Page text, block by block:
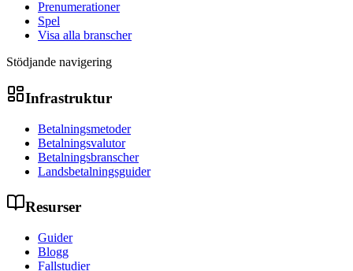
Prenumerationer
Spel
Visa alla branscher
Stödjande navigering
Infrastruktur
Betalningsmetoder
Betalningsvalutor
Betalningsbranscher
Landsbetalningsguider
Resurser
Guider
Blogg
Fallstudier